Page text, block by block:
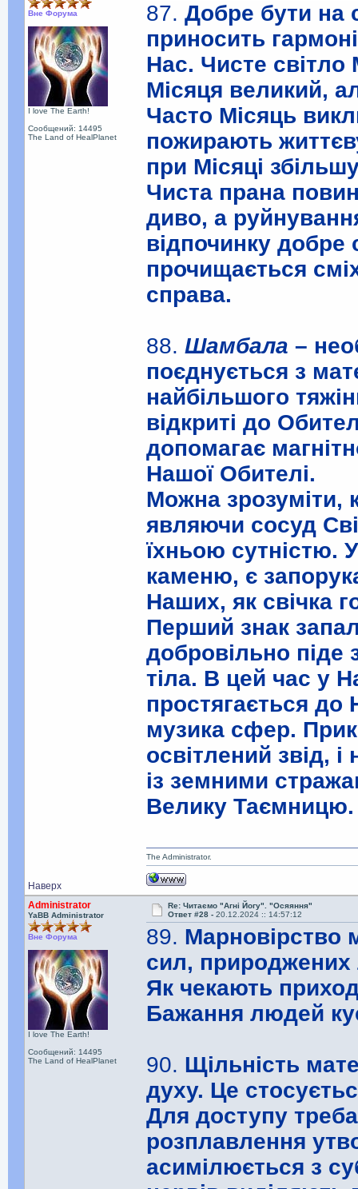
Вне Форума
I love The Earth!
Сообщений: 14495
The Land of HealPlanet
87.Добре бути на
приносить
Нас. Чисте світло
Місяця великий,
Часто Місяць
пожирають
при Місяці
Чиста прана
диво, а
відпочинку добре
прочищається
справа.
88.Шамбала–
поєднується з
найбільшого
відкриті до
допомагає
Нашої Обителі.
Можна зрозуміти,
являючи сосуд
їхньою сутністю.
каменю, є
Наших, як свічка
Перший знак
добровільно піде
тіла. В цей час у
простягається до
музика сфер.
освітлений звід,
із земними
Велику Таємницю.
Наверх
The Administrator.
Administrator
YaBB Administrator
Вне Форума
I love The Earth!
Сообщений: 14495
The Land of HealPlanet
Re: Читаємо "Агні Йогу". "Осяяння"
Ответ #28 -20.12.2024 :: 14:57:12
89. Марновірство
сил, природжених
Як чекають
Бажання людей
90. Щільність
духу. Це
Для доступу
розплавлення
асимілюється з